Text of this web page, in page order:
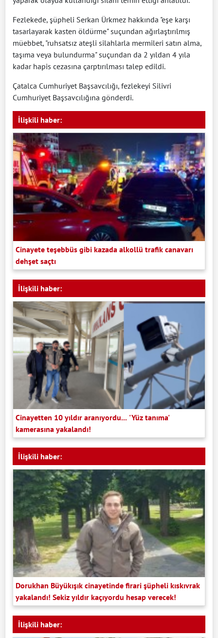
Fezlekede, şüpheli Serkan Ürkmez hakkında "eşe karşı
tasarlayarak kasten öldürme" suçundan ağırlaştırılmış
müebbet, "ruhsatsız ateşli silahlarla mermileri satın alma,
taşıma veya bulundurma" suçundan da 2 yıldan 4 yıla
kadar hapis cezasına çarptırılması talep edildi.
Çatalca Cumhuriyet Başsavcılığı, fezlekeyi Silivri
Cumhuriyet Başsavcılığına gönderdi.
İlişkili haber:
Cinayete teşebbüs gibi kazada alkollü trafik canavarı
dehşet saçtı
İlişkili haber:
Cinayetten 10 yıldır aranıyordu... 'Yüz tanıma'
kamerasına yakalandı!
İlişkili haber:
Dorukhan Büyükışık cinayetinde firari şüpheli kıskıvrak
yakalandı! Sekiz yıldır kaçıyordu hesap verecek!
İlişkili haber: